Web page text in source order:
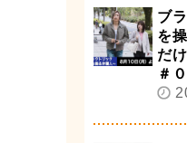
ブ
を
だ
＃